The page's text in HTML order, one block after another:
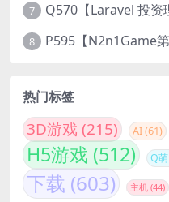
7
8
热门标签
3D游戏 (215) AI(61)
H5游戏 (512) Q萌
下载 (603) 主机 (44)